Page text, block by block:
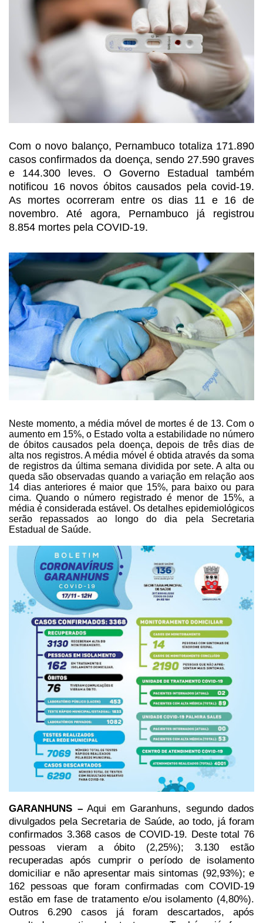
Com o novo balanço, Pernambuco totaliza 171.890
casos confirmados da doença, sendo 27.590 graves
e 144.300 leves. O Governo Estadual também
notificou 16 novos óbitos causados pelacovid-19.
As mortes ocorreram entre os dias 11 e 16 de
novembro. Até agora, Pernambuco já registrou
8.854 mortes pela COVID-19.
Neste momento, a média móvel de mortes é de 13. Com o
aumento em 15%, o Estado volta a estabilidade nonúmero
de óbitos causados pela doença, depois de três dias de
alta nos registros. A média móvel é obtida através da soma
de registros da última semana dividida por sete. A alta ou
queda são observadas quando a variação em relação aos
14 dias anteriores é maior que 15%, para baixo ou para
cima. Quando o número registrado é menor de 15%, a
média é considerada estável. Os detalhes epidemiológicos
serão repassados ao longo do dia pela Secretaria
Estadual de Saúde.
GARANHUNS –Aqui em Garanhuns, segundo dados
divulgados pela Secretaria de Saúde, ao todo, já foram
confirmados 3.368 casos de COVID-19. Deste total 76
pessoas vieram a óbito (2,25%); 3.130 estão
recuperadas após cumprir o período de isolamento
domiciliar e não apresentar mais sintomas (92,93%); e
162 pessoas que foram confirmadas com COVID-19
estão em fase de tratamento e/ou isolamento (4,80%).
Outros 6.290 casos já foram descartados, após